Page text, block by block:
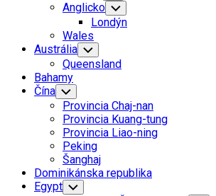
Child
Menu
Anglicko Toggle
Child
Menu
Londýn
Wales
Austrália Toggle
Child
Menu
Queensland
Bahamy
Čína Toggle
Child
Menu
Provincia Chaj-nan
Provincia Kuang-tung
Provincia Liao-ning
Peking
Šanghaj
Dominikánska republika
Egypt Toggle